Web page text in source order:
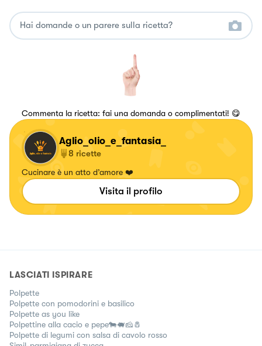
Commenta la ricetta: fai una domanda o complimentati! 😋
Aglio_olio_e_fantasia_
8 ricette
Cucinare è un atto d’amore ❤️
Visita il profilo
LASCIATI ISPIRARE
Polpette
Polpette con pomodorini e basilico
Polpette as you like
Polpettine alla cacio e pepe🐄🐖🧀🧂
Polpette di legumi con salsa di cavolo rosso